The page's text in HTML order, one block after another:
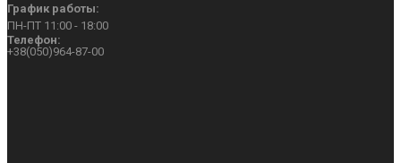
График работы:
ПН-ПТ 11:00 - 18:00
Телефон:
+38(050)964-87-00